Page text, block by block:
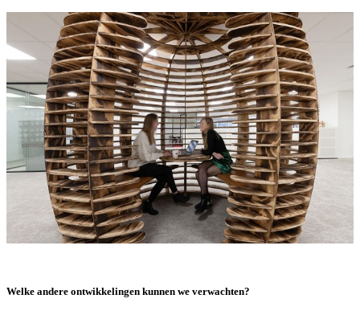
Welke andere ontwikkelingen kunnen we verwachten?